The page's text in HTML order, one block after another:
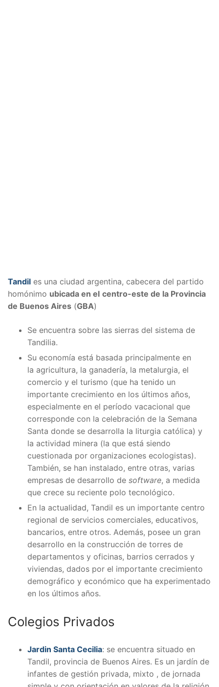
Tandil es una ciudad argentina, cabecera del partido
homónimo ubicada en el centro-este de la Provincia
de Buenos Aires (GBA)
Se encuentra sobre las sierras del sistema de
Tandilia.
Su economía está basada principalmente en
la agricultura, la ganadería, la metalurgia, el
comercio y el turismo (que ha tenido un
importante crecimiento en los últimos años,
especialmente en el período vacacional que
corresponde con la celebración de la Semana
Santa donde se desarrolla la liturgia católica)​ y
la actividad minera (la que está siendo
cuestionada por organizaciones ecologistas).
También, se han instalado, entre otras, varias
empresas de desarrollo de software, a medida
que crece su reciente polo tecnológico.
En la actualidad, Tandil es un importante centro
regional de servicios comerciales, educativos,
bancarios, entre otros. Además, posee un gran
desarrollo en la construcción de torres de
departamentos y oficinas, barrios cerrados y
viviendas, dados por el importante crecimiento
demográfico y económico que ha experimentado
en los últimos años.​
Colegios Privados
Jardin Santa Cecilia: se encuentra situado en
Tandil, provincia de Buenos Aires. Es un jardín de
infantes de gestión privada, mixto , de jornada